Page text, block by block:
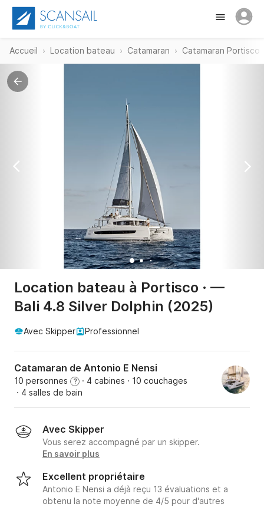
Accueil Location bateau Catamaran Catamaran Portisco
Location bateau à Portisco · —
Bali 4.8 Silver Dolphin (2025)
Avec Skipper Professionnel
Catamaran de Antonio E Nensi
10 personnes ? · 4 cabines · 10 couchages
· 4 salles de bain
Avec Skipper
Vous serez accompagné par un skipper.
En savoir plus
Excellent propriétaire
Antonio E Nensi a déjà reçu 13 évaluations et a
obtenu la note moyenne de 4/5 pour d'autres